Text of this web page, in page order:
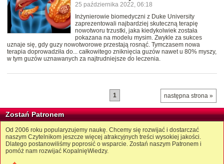
25 października 2022, 06:18
Inżynierowie biomedyczni z Duke University
zaprezentowali najbardziej skuteczną terapię
nowotworu trzustki, jaka kiedykolwiek została
pokazana na modelu mysim. Zwykle za sukces
uznaje się, gdy guzy nowotworowe przestają rosnąć. Tymczasem nowa
terapia doprowadziła do... całkowitego zniknięcia guzów nawet u 80% myszy,
w tym guzów uznawanych za najtrudniejsze do leczenia.
następna strona »
1
Zostań Patronem
Od 2006 roku popularyzujemy naukę. Chcemy się rozwijać i dostarczać
naszym Czytelnikom jeszcze więcej atrakcyjnych treści wysokiej jakości.
Dlatego postanowiliśmy poprosić o wsparcie. Zostań naszym Patronem i
pomóż nam rozwijać KopalnięWiedzy.